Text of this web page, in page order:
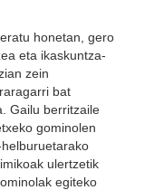
honetan, gero
eta ikaskuntza-
zein
bat
Gailu berritzaile
gominolen
ulertzetik
egiteko